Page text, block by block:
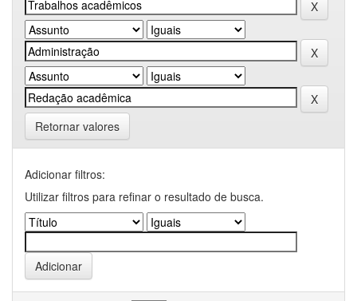
Retornar valores
Adicionar filtros:
Utilizar filtros para refinar o resultado de busca.